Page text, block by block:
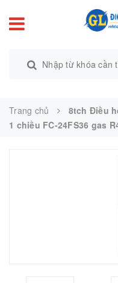
Trang chủ
8tch Điều
1 chiều FC-24FS36 gas